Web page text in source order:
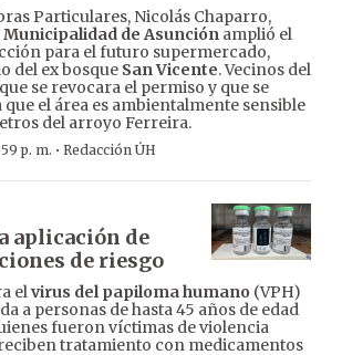
Particulares, Nicolás Chaparro,
Municipalidad de Asunción amplió el
para el futuro supermercado,
del ex bosque San Vicente. Vecinos del
se revocara el permiso y que se
el área es ambientalmente sensible
del arroyo Ferreira.
p. m. · Redacción ÚH
aplicación de
de riesgo
elvirus del papiloma humano (VPH)
a personas de hasta 45 años de edad
fueron víctimas de violencia
tratamiento con medicamentos